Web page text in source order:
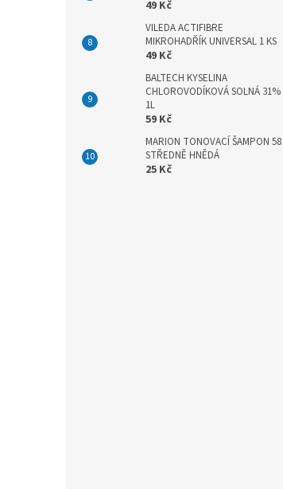
49 Kč
VILEDA ACTIFIBRE
MIKROHADŘÍK UNIVERSAL 1 KS
49 Kč
BALTECH KYSELINA
CHLOROVODÍKOVÁ SOLNÁ 31%
1L
59 Kč
MARION TONOVACÍ ŠAMPON 58
STŘEDNĚ HNĚDÁ
25 Kč